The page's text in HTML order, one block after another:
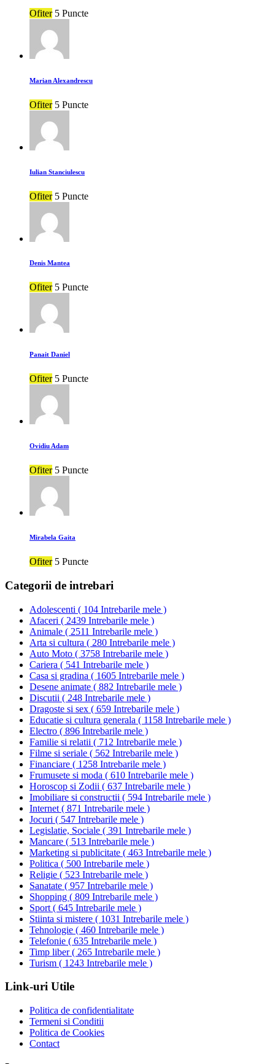
Ofiter 5 Puncte
Marian Alexandrescu
Ofiter 5 Puncte
Iulian Stanciulescu
Ofiter 5 Puncte
Denis Mantea
Ofiter 5 Puncte
Panait Daniel
Ofiter 5 Puncte
Ovidiu Adam
Ofiter 5 Puncte
Mirabela Gaita
Ofiter 5 Puncte
Categorii de intrebari
Adolescenti ( 104 Intrebarile mele )
Afaceri ( 2439 Intrebarile mele )
Animale ( 2511 Intrebarile mele )
Arta si cultura ( 280 Intrebarile mele )
Auto Moto ( 3758 Intrebarile mele )
Cariera ( 541 Intrebarile mele )
Casa si gradina ( 1605 Intrebarile mele )
Desene animate ( 882 Intrebarile mele )
Discutii ( 248 Intrebarile mele )
Dragoste si sex ( 659 Intrebarile mele )
Educatie si cultura generala ( 1158 Intrebarile mele )
Electro ( 896 Intrebarile mele )
Familie si relatii ( 712 Intrebarile mele )
Filme si seriale ( 562 Intrebarile mele )
Financiare ( 1258 Intrebarile mele )
Frumusete si moda ( 610 Intrebarile mele )
Horoscop si Zodii ( 637 Intrebarile mele )
Imobiliare si constructii ( 594 Intrebarile mele )
Internet ( 871 Intrebarile mele )
Jocuri ( 547 Intrebarile mele )
Legislatie, Sociale ( 391 Intrebarile mele )
Mancare ( 513 Intrebarile mele )
Marketing si publicitate ( 463 Intrebarile mele )
Politica ( 500 Intrebarile mele )
Religie ( 523 Intrebarile mele )
Sanatate ( 957 Intrebarile mele )
Shopping ( 809 Intrebarile mele )
Sport ( 645 Intrebarile mele )
Stiinta si mistere ( 1031 Intrebarile mele )
Tehnologie ( 460 Intrebarile mele )
Telefonie ( 635 Intrebarile mele )
Timp liber( 265 Intrebarile mele )
Turism ( 1243 Intrebarile mele )
Link-uri Utile
Politica de confidentialitate
Termeni si Conditii
Politica de Cookies
Contact